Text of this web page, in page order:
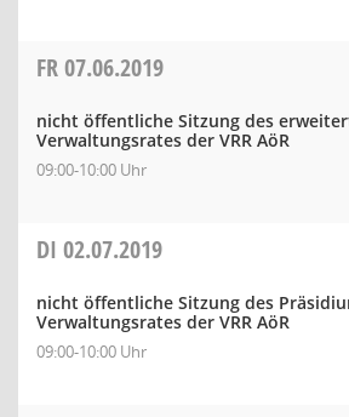
FR07.06.2019
nicht öffentliche Sitzung des
Verwaltungsrates der VRR AöR
09:00-10:00 Uhr
DI 02.07.2019
nicht öffentliche Sitzung des
Verwaltungsrates der VRR AöR
09:00-10:00 Uhr